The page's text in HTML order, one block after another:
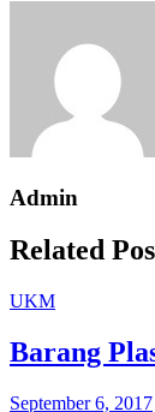
Admin
Related
UKM
Barang
September 6, 2017